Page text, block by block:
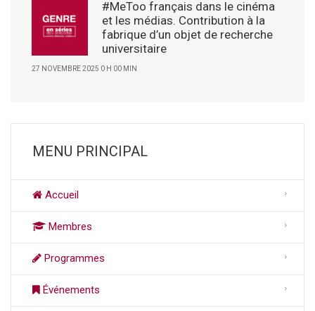
#MeToo français dans le cinéma
et les médias. Contribution à la
fabrique d’un objet de recherche
universitaire
27 NOVEMBRE 2025 0 H 00 MIN
MENU PRINCIPAL
Accueil
Membres
Programmes
Événements